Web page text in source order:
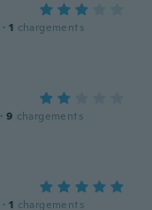
· 1 chargements
· 9 chargements
· 1 chargements